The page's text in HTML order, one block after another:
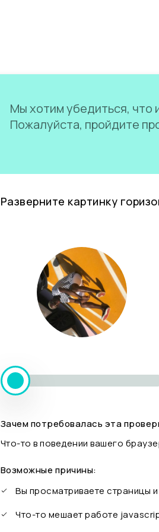
Мы хотим убедиться, что
Пожалуйста, пройдите
Разверните картинку
Зачем потребовалась эта
Что-то в поведении вашего
Возможные причины:
Вы просматриваете страницы
Что-то мешает работе